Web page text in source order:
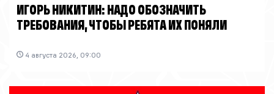
ИГОРЬ НИКИТИН: НАДО ОБОЗНАЧИТЬ
ТРЕБОВАНИЯ, ЧТОБЫ РЕБЯТА ИХ ПОНЯЛИ
4 августа 2026, 09:00